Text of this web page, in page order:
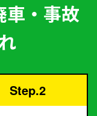
車・事故
Step.2